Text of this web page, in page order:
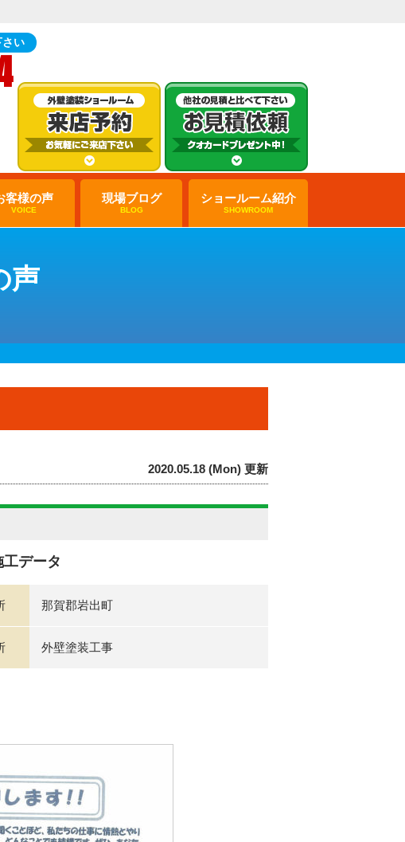
さい
客様の声
VOICE
現場ブログ
BLOG
ショールーム紹介
SHOWROOM
声
2020.05.18 (Mon) 更新
工データ
那賀郡岩出町
外壁塗装工事